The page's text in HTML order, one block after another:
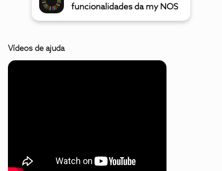
funcionalidades da my NOS
Vídeos de ajuda